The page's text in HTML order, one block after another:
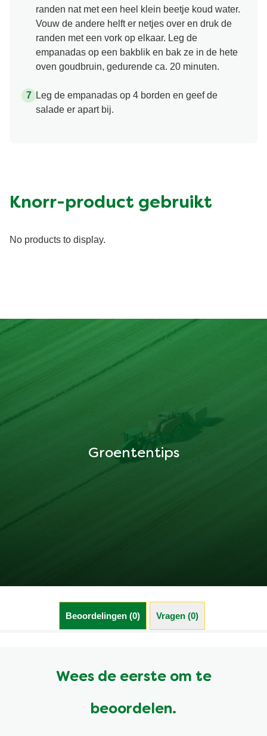
randen nat met een heel klein beetje koud water.
Vouw de andere helft er netjes over en druk de
randen met een vork op elkaar. Leg de
empanadas op een bakblik en bak ze in de hete
oven goudbruin, gedurende ca. 20 minuten.
Leg de empanadas op 4 borden en geef de
salade er apart bij.
Knorr-product gebruikt
No products to display.
Groententips
Beoordelingen (0) Vragen (0)
Wees de eerste om te
beoordelen.